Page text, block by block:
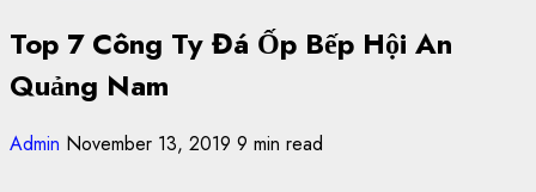
Top 7 Công Ty Đá Ốp Bếp Hội An
Quảng Nam
Admin November 13, 2019 9 min read